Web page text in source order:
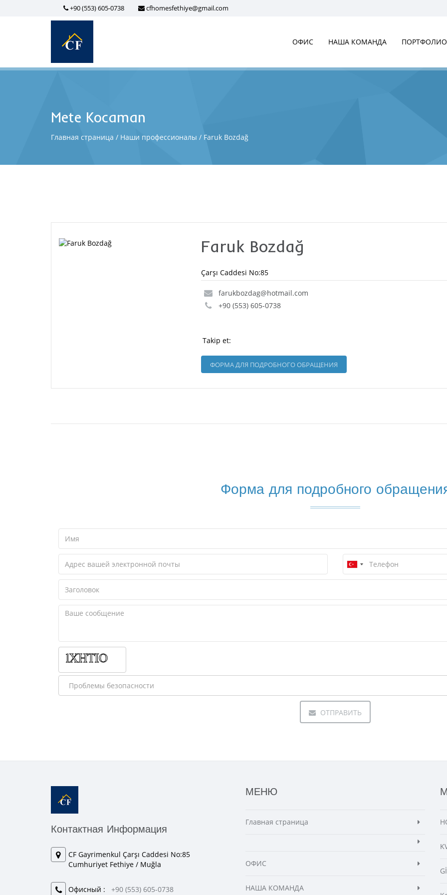
+90 (553) 605-0738 cfhomesfethiye@gmail.com
ОФИС НАША КОМАНДА ПОРТФОЛИО
Mete Kocaman
Главная страница Наши профессионалы Faruk Bozdağ
Faruk Bozdağ
Çarşı Caddesi No:85
farukbozdag@hotmail.com
+90 (553) 605-0738
Takip et:
ФОРМА ДЛЯ ПОДРОБНОГО ОБРАЩЕНИЯ
Форма для подробного
ОТПРАВИТЬ
Контактная Информация
CF Gayrimenkul Çarşı Caddesi No:85
Cumhuriyet Fethiye / Muğla
Офисный : +90 (553) 605-0738
МЕНЮ
Главная страница
ОФИС
НАША КОМАНДА